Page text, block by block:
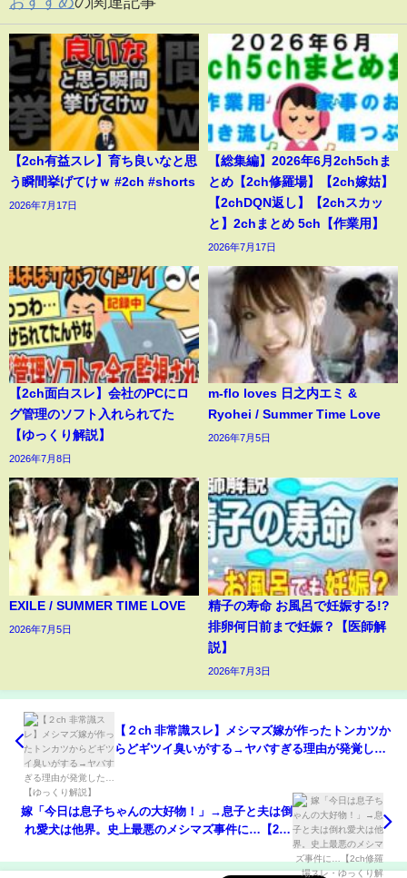
【2ch有益スレ】育ち良いなと思
う瞬間挙げてけｗ #2ch #shorts
2026年7月17日
【総集編】2026年6月2ch5chま
とめ【2ch修羅場】【2ch嫁姑】
【2chDQN返し】【2chスカッ
と】2chまとめ 5ch【作業用】
2026年7月17日
【2ch面白スレ】会社のPCにロ
グ管理のソフト入れられてた
【ゆっくり解説】
2026年7月8日
m-flo loves 日之内エミ &
Ryohei / Summer Time Love
2026年7月5日
EXILE / SUMMER TIME LOVE
2026年7月5日
精子の寿命 お風呂で妊娠する!?
排卵何日前まで妊娠？【医師解
説】
2026年7月3日
【２ch 非常識スレ】メシマズ嫁が作ったトンカツか
らどギツイ臭いがする→ヤバすぎる理由が発覚し
嫁「今日は息子ちゃんの大好物！」→息子と夫は倒
れ愛犬は他界。史上最悪のメシマズ事件に…【2ch